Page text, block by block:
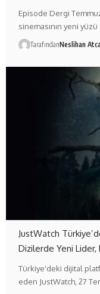
Episode Dergi
sinemasının yeni
TarafındanNeslihan
JustWatch
Dizilerde Yeni
Türkiye'deki dijital
eden JustWatch, 27